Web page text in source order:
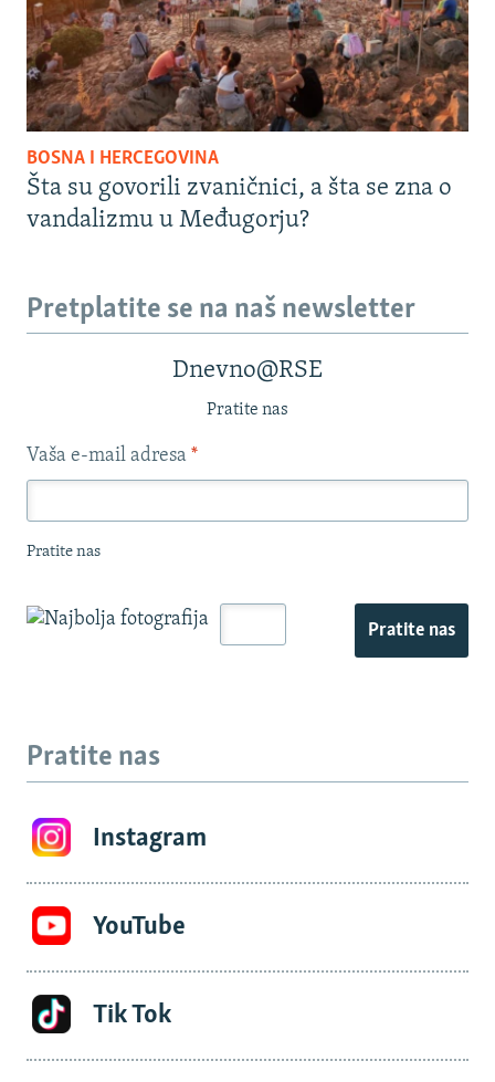
BOSNA I HERCEGOVINA
Šta su govorili zvaničnici, a šta se zna o
vandalizmu u Međugorju?
Pretplatite se na naš newsletter
Dnevno@RSE
Pratite nas
Vaša e-mail adresa *
Pratite nas
Pratite nas
Pratite nas
Instagram
YouTube
Tik Tok